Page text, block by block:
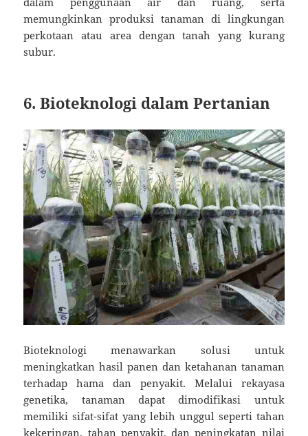
memungkinkan produksi tanaman di lingkungan
perkotaan atau area dengan tanah yang kurang
subur.
6. Bioteknologi dalam Pertanian
Bioteknologi menawarkan solusi untuk
meningkatkan hasil panen dan ketahanan tanaman
terhadap hama dan penyakit. Melalui rekayasa
genetika, tanaman dapat dimodifikasi untuk
memiliki sifat-sifat yang lebih unggul seperti tahan
kekeringan, tahan penyakit, dan peningkatan nilai